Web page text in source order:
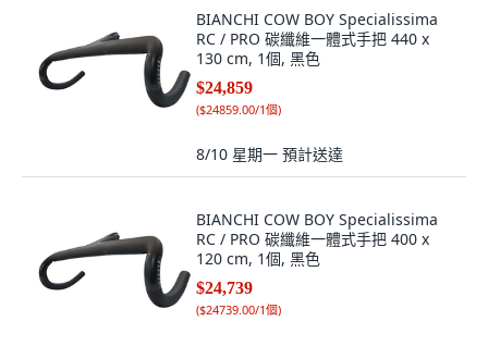
BIANCHI COW BOY Specialissima
RC / PRO 碳纖維一體式手把 440 x
130 cm, 1個, 黑色
$24,859
($24859.00/1個)
8/10 星期一 預計送達
BIANCHI COW BOY Specialissima
RC / PRO 碳纖維一體式手把 400 x
120 cm, 1個, 黑色
$24,739
($24739.00/1個)